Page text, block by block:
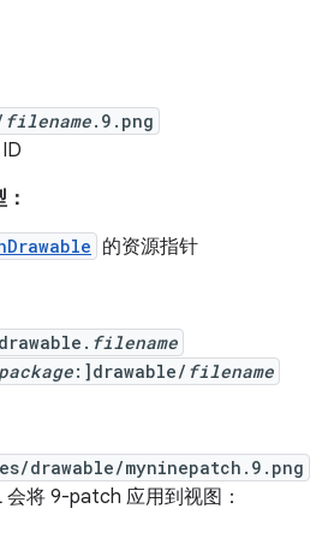
filename.9.png
的资源指针
filename
package:]drawable/ filename
drawable/myninepatch.9.png
会将 9-patch 应用到视图：